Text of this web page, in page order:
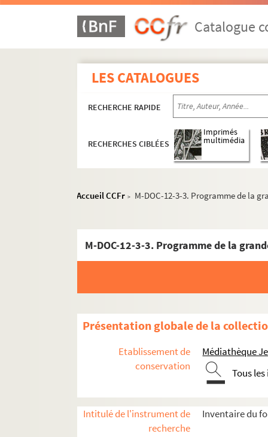
Catalogue
LES CATALOGUES
RECHERCHE RAPIDE
RECHERCHES CIBLÉES
Imprimés
multimédia
Accueil CCFr > M-DOC-12-3-3. Programme de la
Présentation globale de la
Etablissement de
conservation
Médiathèque
Tous
Intitulé de l'instrument de
recherche
Inventaire du
M-BRO. Brochures du fonds Mahieu
M-DOC. Documents du fonds Mahieu
M-DOC-3. Empire et Restauration
M-DOC-5. Fêtes de Lille (1841-1869)
M-DOC-6. Fêtes de Lille (1870-1881)
M-DOC-8. Fêtes de Lille (1884-1895)
M-DOC-9. Fêtes de Lille (1896-1895)